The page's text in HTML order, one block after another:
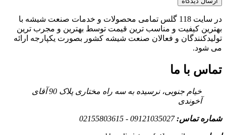
در سایت 118 گلس تمامی محصولات و خدمات صنعت شیشه با
بهترین کیفیت و مناسب ترین قیمت توسط بهترین و مجرب ترین
تولیدکنندگان و فعالان صنعت شیشه کشور بصورت یکپارجه ارائه
می شود.
تماس با ما
خیام جنوبی، نرسیده به سه راه مختاری پلاک 90 آقای
آخوندی
شماره تماس:09121035027 - 02155803615